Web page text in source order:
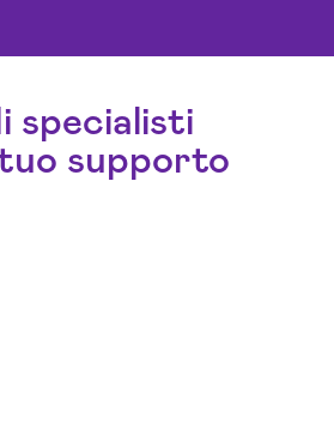
specialisti
supporto